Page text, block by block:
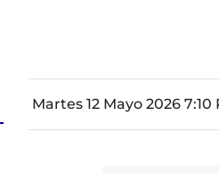
Martes 12 Mayo 2026 7:10